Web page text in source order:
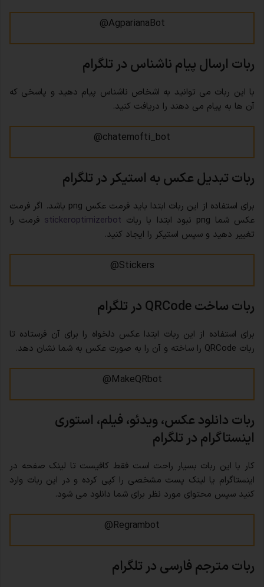
AgparianaBot@
ربات ارسال پیام ناشناس در تلگرام
با این ربات می توانید به اشخاص ناشناس پیام دهید و پاسخی که
آن ها به پیام می دهند را دریافت کنید.
chatemofti_bot@
ربات تبدیل عکس به استیکر در تلگرام
برای استفاده از این ربات ابتدا باید فرمت عکس png باشد. اگر فرمت
عکس شما png نبود ابتدا با ربات
stickeroptimizerbot فرمت را
تغییر دهید و سپس استیکر را ایجاد کنید.
Stickers@
ربات ساخت QRCode در تلگرام
برای استفاده از این ربات ابتدا عکس دلخواه را برای آن فرستاده تا
ربات QRCode را ساخته و آن را به صورت عکس به شما نشان دهد.
MakeQRbot@
ربات دانلود عکس، ویدئو، فیلم، استوری
اینستاگرام در تلگرام
کار با این ربات بسیار راحت است فقط کافیست تا لینک صفحه در
اینستاگرام یا لینک پست مشخصی را کپی کرده و در این ربات وارد
کنید سپس محتوای مورد نظر برای شما دانلود می شود.
Regrambot@
ربات مترجم فارسی در تلگرام